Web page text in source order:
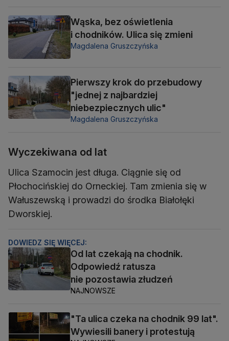
Wąska, bez oświetlenia
i chodników. Ulica się zmieni
Magdalena Gruszczyńska
Pierwszy krok do przebudowy
"jednej z najbardziej
niebezpiecznych ulic"
Magdalena Gruszczyńska
Wyczekiwana od lat
Ulica Szamocin jest długa. Ciągnie się od
Płochocińskiej do Orneckiej. Tam zmienia się w
Wałuszewską i prowadzi do środka Białołęki
Dworskiej.
DOWIEDZ SIĘ WIĘCEJ:
Od lat czekają na chodnik.
Odpowiedź ratusza
nie pozostawia złudzeń
NAJNOWSZE
"Ta ulica czeka na chodnik 99 lat".
Wywiesili banery i protestują